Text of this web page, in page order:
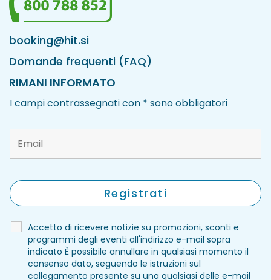
booking@hit.si
Domande frequenti (FAQ)
RIMANI INFORMATO
I campi contrassegnati con * sono obbligatori
Accetto di ricevere notizie su promozioni, sconti e
programmi degli eventi all'indirizzo e-mail sopra
indicato È possibile annullare in qualsiasi momento il
consenso dato, seguendo le istruzioni sul
collegamento presente su una qualsiasi delle e-mail